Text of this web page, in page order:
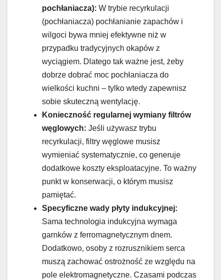
pochłaniacza): W trybie recyrkulacji
(pochłaniacza) pochłanianie zapachów i
wilgoci bywa mniej efektywne niż w
przypadku tradycyjnych okapów z
wyciągiem. Dlatego tak ważne jest, żeby
dobrze dobrać moc pochłaniacza do
wielkości kuchni – tylko wtedy zapewnisz
sobie skuteczną wentylację.
Konieczność regularnej wymiany filtrów
węglowych: Jeśli używasz trybu
recyrkulacji, filtry węglowe musisz
wymieniać systematycznie, co generuje
dodatkowe koszty eksploatacyjne. To ważny
punkt w konserwacji, o którym musisz
pamiętać.
Specyficzne wady płyty indukcyjnej:
Sama technologia indukcyjna wymaga
garnków z ferromagnetycznym dnem.
Dodatkowo, osoby z rozrusznikiem serca
muszą zachować ostrożność ze względu na
pole elektromagnetyczne. Czasami podczas